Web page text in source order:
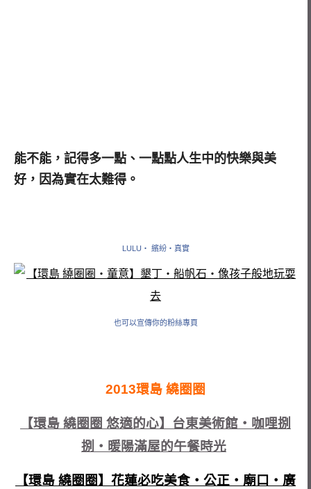
能不能，記得多一點、一點點人生中的快樂與美
好，因為實在太難得。
LULU‧ 繽紛‧真實
也可以宣傳你的粉絲專頁
2013環島 繞圈圈
【環島 繞圈圈 悠適的心】台東美術館‧咖哩捌
捌‧暖陽滿屋的午餐時光
【環島 繞圈圈】花蓮必吃美食‧公正‧廟口‧廣